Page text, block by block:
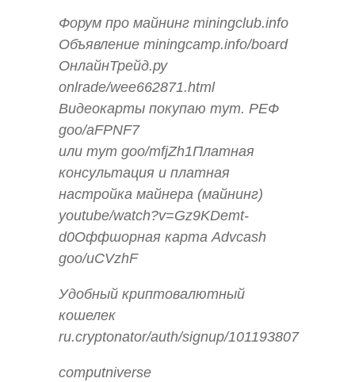
Форум про майнинг miningclub.info
Объявление miningcamp.info/board
ОнлайнТрейд.ру
onlrade/wee662871.html
Видеокарты покупаю тут. РЕФ
goo/aFPNF7
или тут goo/mfjZh1Платная
консультация и платная
настройка майнера (майнинг)
youtube/watch?v=Gz9KDemt-
d0Оффшорная карта Advcash
goo/uCVzhF
Удобный криптовалютный
кошелек
ru.cryptonator/auth/signup/101193807
computniverse